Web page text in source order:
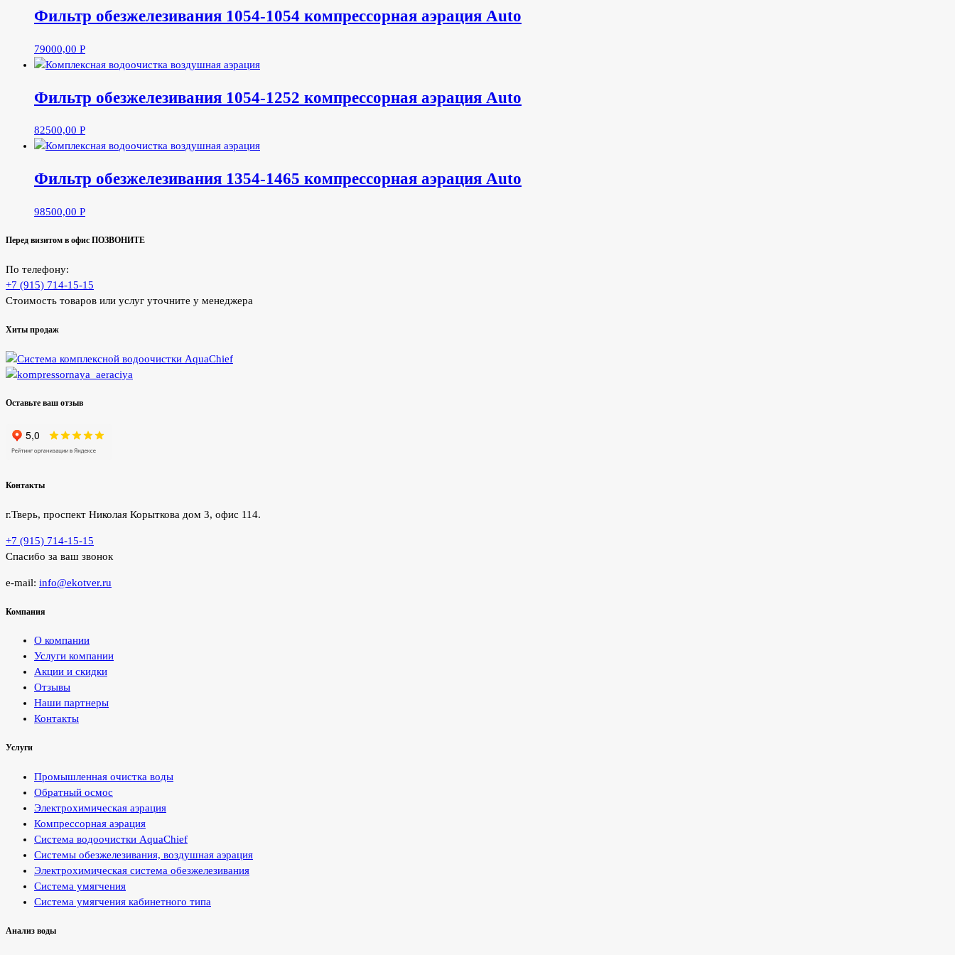
Фильтр обезжелезивания 1054-1054 компрессорная аэрация Auto
79000,00 Р
Фильтр обезжелезивания 1054-1252 компрессорная аэрация Auto
82500,00 Р
Фильтр обезжелезивания 1354-1465 компрессорная аэрация Auto
98500,00 Р
Перед визитом в офис ПОЗВОНИТЕ
По телефону:
+7 (915) 714-15-15
Стоимость товаров или услуг уточните у менеджера
Хиты продаж
Оставьте ваш отзыв
Контакты
г.Тверь, проспект Николая Корыткова дом 3, офис 114.
+7 (915) 714-15-15
Спасибо за ваш звонок
e-mail: info@ekotver.ru
Компания
О компании
Услуги компании
Акции и скидки
Отзывы
Наши партнеры
Контакты
Услуги
Промышленная очистка воды
Обратный осмос
Электрохимическая аэрация
Компрессорная аэрация
Система водоочистки AquaChief
Системы обезжелезивания, воздушная аэрация
Электрохимическая система обезжелезивания
Система умягчения
Система умягчения кабинетного типа
Анализ воды